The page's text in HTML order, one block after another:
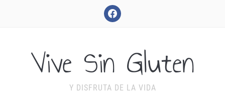
facebook
Vive Sin Gluten
Y DISFRUTA DE LA VIDA